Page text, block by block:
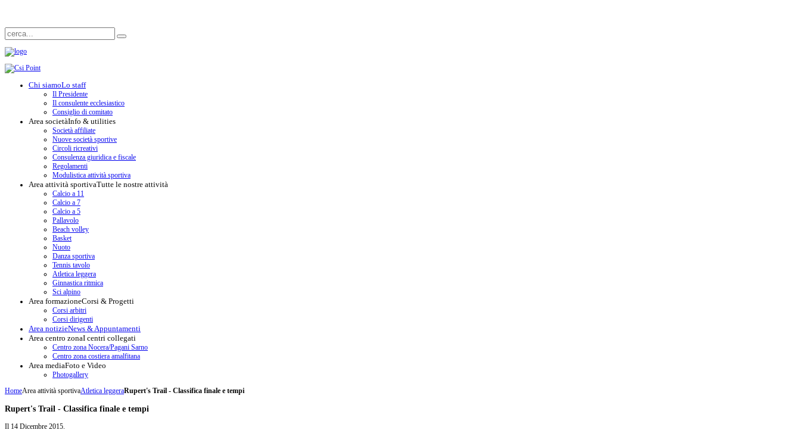
Chi siamoLo staff
Il Presidente
Il consulente ecclesiastico
Consiglio di comitato
Area societàInfo & utilities
Società affiliate
Nuove società sportive
Circoli ricreativi
Consulenza giuridica e fiscale
Regolamenti
Modulistica attività sportiva
Area attività sportivaTutte le nostre attività
Calcio a 11
Calcio a 7
Calcio a 5
Pallavolo
Beach volley
Basket
Nuoto
Danza sportiva
Tennis tavolo
Atletica leggera
Ginnastica ritmica
Sci alpino
Area formazioneCorsi & Progetti
Corsi arbitri
Corsi dirigenti
Area notizieNews & Appuntamenti
Area centro zonaI centri collegati
Centro zona Nocera/Pagani Sarno
Centro zona costiera amalfitana
Area mediaFoto e Video
Photogallery
HomeArea attività sportivaAtletica leggeraRupert's Trail - Classifica finale e tempi
Rupert's Trail - Classifica finale e tempi
Il 14 Dicembre 2015.